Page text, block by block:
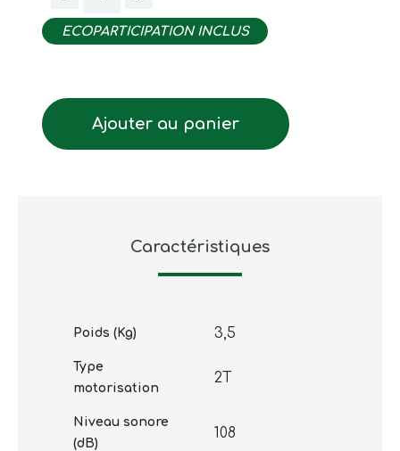
ECOPARTICIPATION INCLUS
Ajouter au panier
Caractéristiques
Poids (Kg) 3,5
Type
motorisation
2T
Niveau sonore
(dB)
108